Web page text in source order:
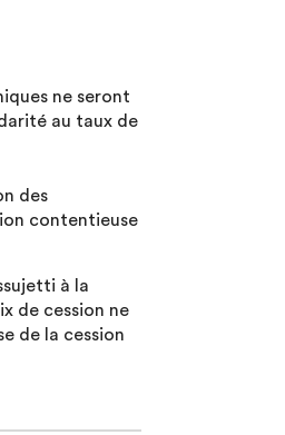
ne seront
au taux de
des
contentieuse
à la
de cession ne
de la cession